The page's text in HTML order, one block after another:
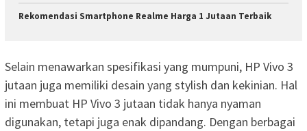
Rekomendasi Smartphone Realme Harga 1 Jutaan Terbaik
Selain menawarkan spesifikasi yang mumpuni, HP Vivo 3
jutaan juga memiliki desain yang stylish dan kekinian. Hal
ini membuat HP Vivo 3 jutaan tidak hanya nyaman
digunakan, tetapi juga enak dipandang. Dengan berbagai